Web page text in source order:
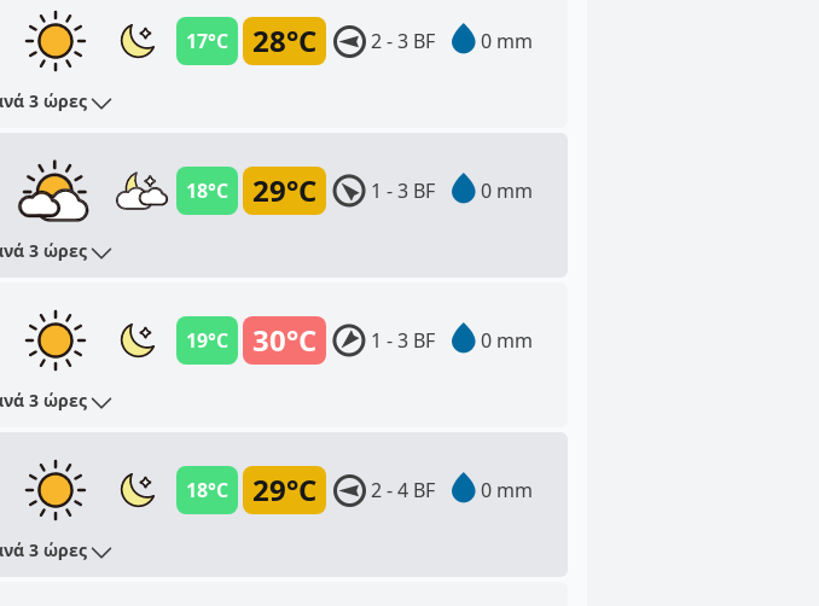
28°C
17°C 2 - 3 BF 0 mm
3 ώρες
29°C
18°C 1 - 3 BF 0 mm
3 ώρες
30°C
19°C 1 - 3 BF 0 mm
3 ώρες
29°C
18°C 2 - 4 BF 0 mm
3 ώρες